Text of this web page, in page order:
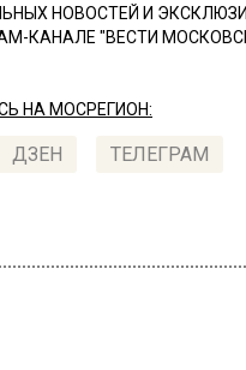
НОВОСТЕЙ И
КАНАЛЕ "ВЕСТИ
НА МОСРЕГИОН:
ДЗЕН ТЕЛЕГРАМ